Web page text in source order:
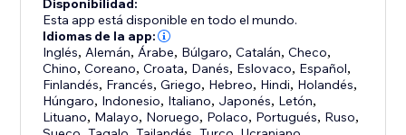
clientes y cómo puedes mejorar tu negocio.
Anteriormente conocido como Wix Chat de sitio con
IA, Smart Chat ahora se actualiza para incluir chat
online (manual) y está diseñado para reemplazar al
Disponibilidad:
Esta app está disponible en todo el mundo.
Idiomas de la app:
Inglés, Alemán, Árabe, Búlgaro,Catalán,Checo,
Chino,Coreano,Croata, Danés, Eslovaco, Español,
Finlandés, Francés,Griego, Hebreo, Hindi, Holandés,
Húngaro, Indonesio, Italiano, Japonés, Letón,
Lituano, Malayo, Noruego, Polaco, Portugués, Ruso,